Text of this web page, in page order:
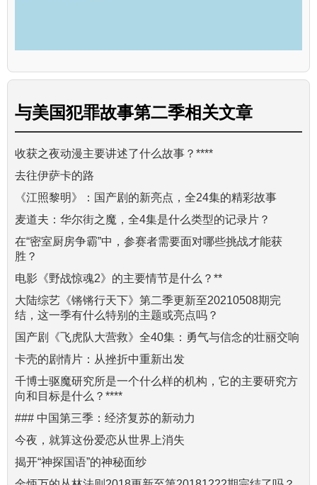
与美国犯罪故事第二季相关文章
收获之夜动漫主要讲述了什么故事？****
去往伊萨卡的路
《江照黎明》：国产剧的新亮点，全24集的精彩故事
麦道夫：华尔街之魔，全4集是什么类型的记录片？
在“密室厨房争霸”中，参赛者需要面对哪些挑战才能获
胜？
电影《野战惊魂2》的主要情节是什么？**
大陆综艺《锵锵行天下》第二季更新至20210508期完
结，这一季有什么特别的主题或亮点吗？
国产剧《飞虎队大营救》全40集：勇气与信念的壮丽交响
卡壳的剧情片：从挫折中重新出发
千博士驱魔研究所是一个什么样的机构，它的主要研究方
向和目标是什么？****
### 中国第三季：经济复苏的新动力
今夜，就算这份爱恋从世界上消失
揭开“神探国语”的神秘面纱